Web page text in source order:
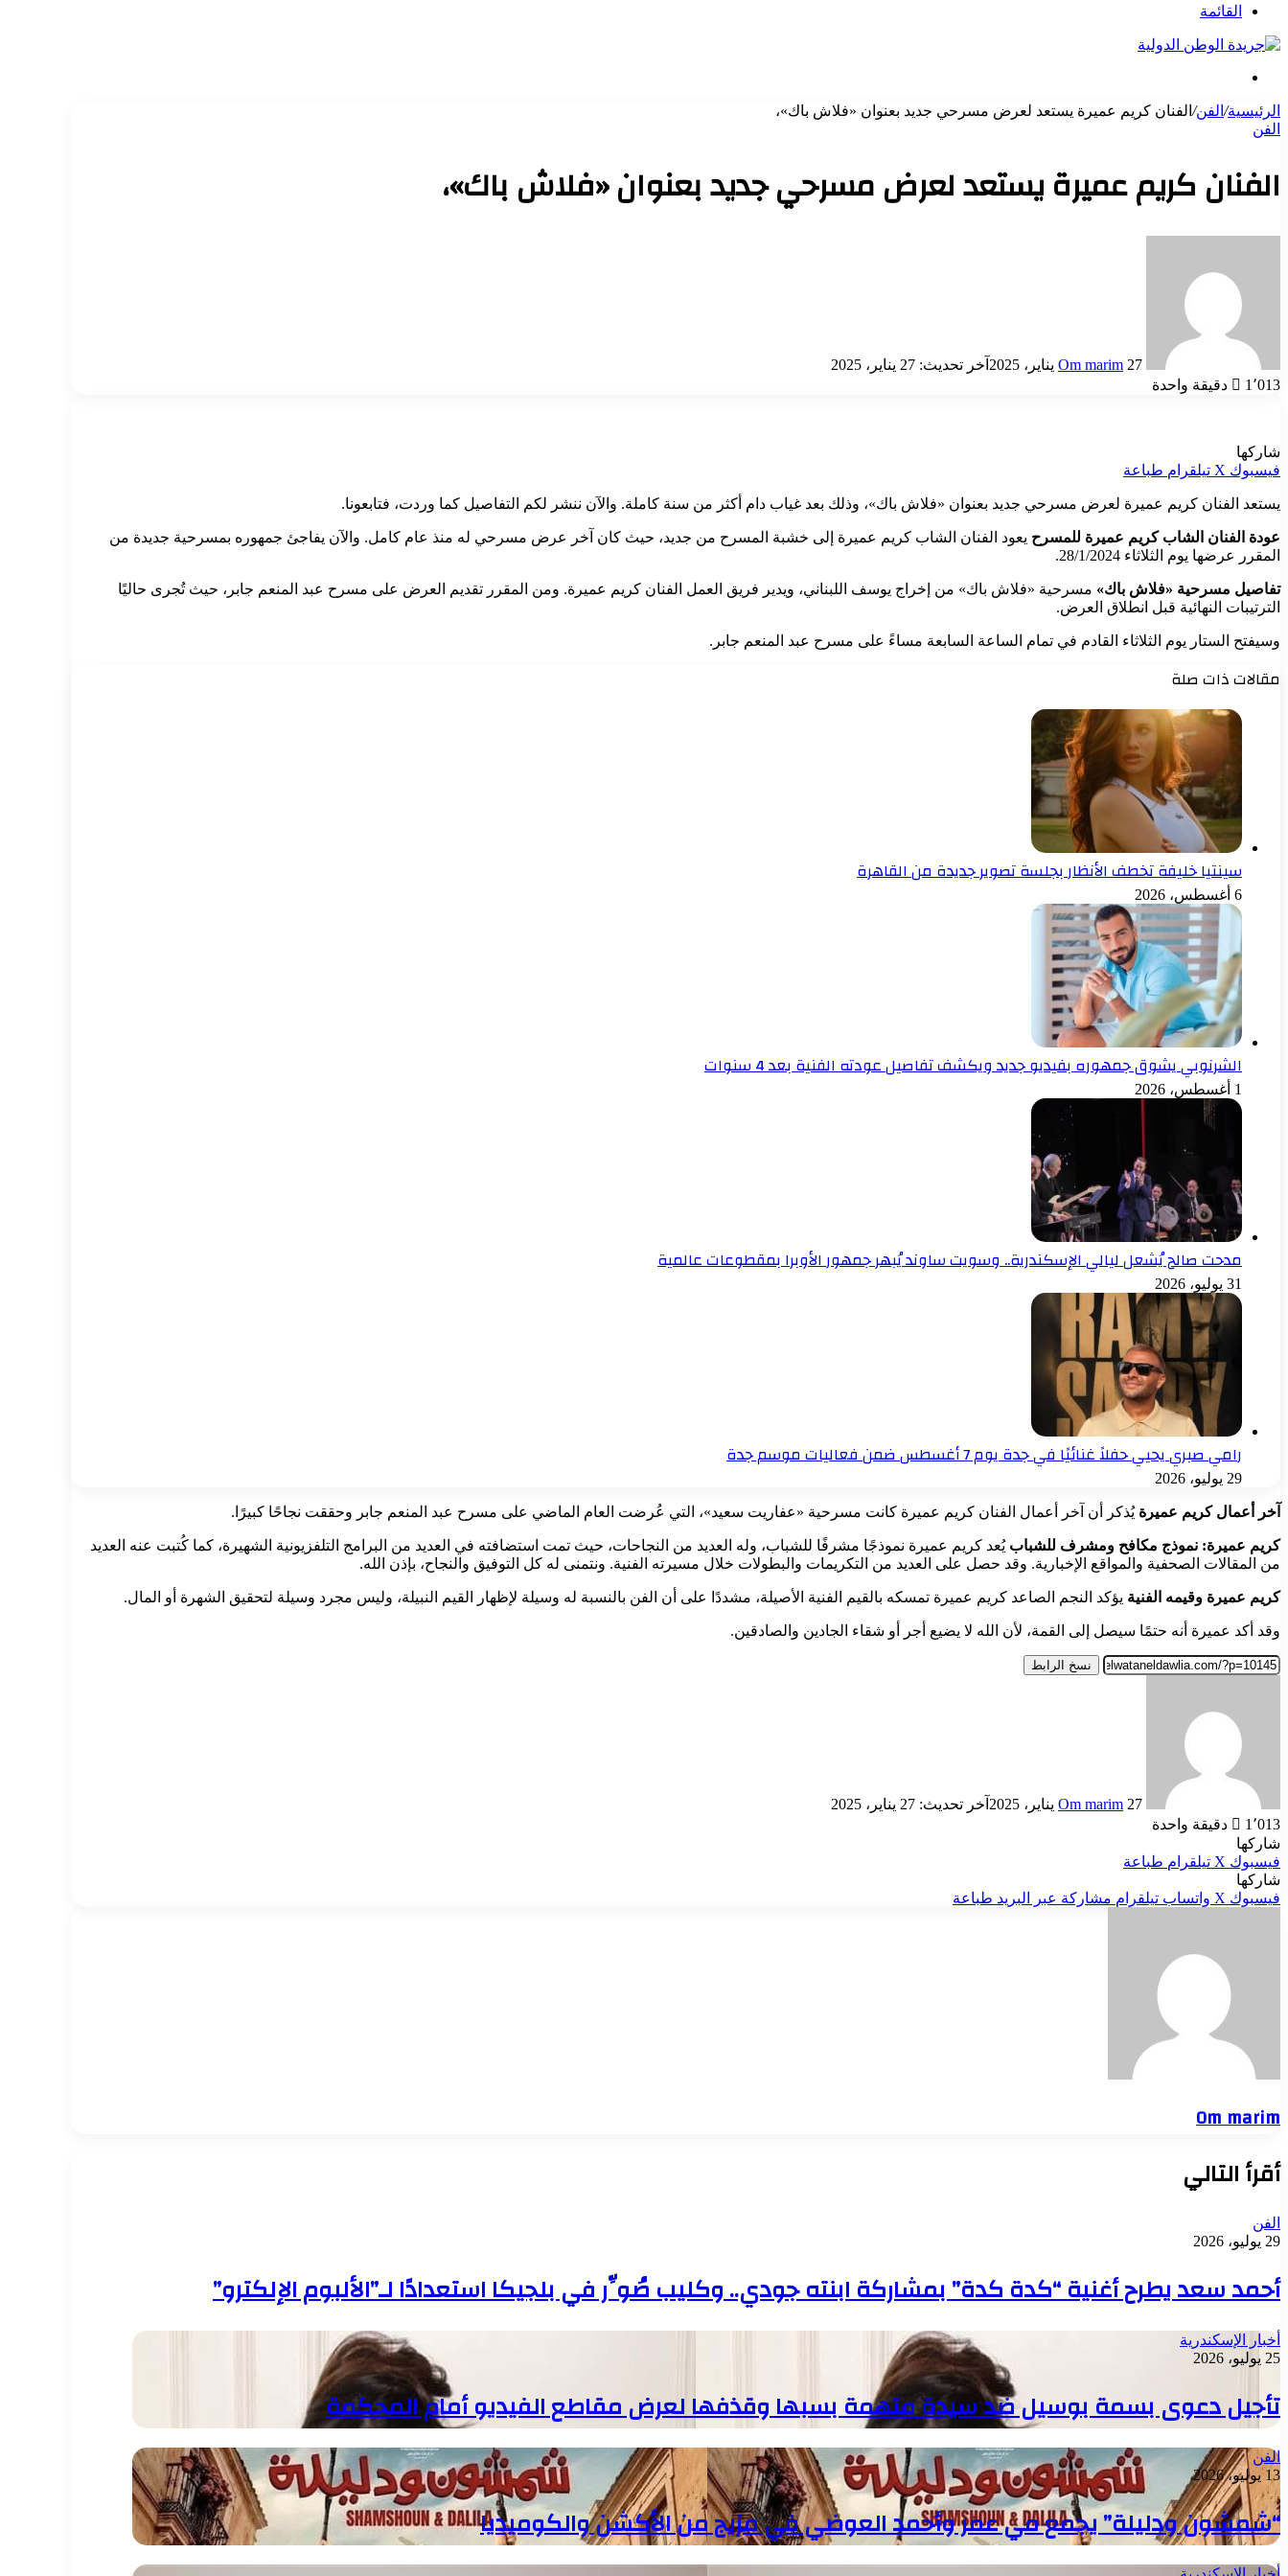
القائمة
الرئيسية/ الفن/ الفنان كريم عميرة يستعد لعرض مسرحي جديد بعنوان «فلاش باك»،
الفن
الفنان كريم عميرة يستعد لعرض مسرحي جديد بعنوان «فلاش باك»،
Om marim 27 يناير، 2025
آخر تحديث: 27 يناير، 2025
1٬013
دقيقة واحدة
شاركها
فيسبوك ‫X تيلقرام طباعة
يستعد الفنان كريم عميرة لعرض مسرحي جديد بعنوان «فلاش باك»، وذلك بعد غياب دام أكثر من سنة كاملة. والآن ننشر لكم التفاصيل كما وردت، فتابعونا.
عودة الفنان الشاب كريم عميرة للمسرح يعود الفنان الشاب كريم عميرة إلى خشبة المسرح من جديد، حيث كان آخر عرض مسرحي له منذ عام كامل. والآن يفاجئ جمهوره بمسرحية جديدة من
المقرر عرضها يوم الثلاثاء 28/1/2024.
تفاصيل مسرحية «فلاش باك» مسرحية «فلاش باك» من إخراج يوسف اللبناني، ويدير فريق العمل الفنان كريم عميرة. ومن المقرر تقديم العرض على مسرح عبد المنعم جابر، حيث تُجرى حاليًا
الترتيبات النهائية قبل انطلاق العرض.
وسيفتح الستار يوم الثلاثاء القادم في تمام الساعة السابعة مساءً على مسرح عبد المنعم جابر.
مقالات ذات صلة
سينتيا خليفة تخطف الأنظار بجلسة تصوير جديدة من القاهرة
6 أغسطس، 2026
الشرنوبي يشوق جمهوره بفيديو جديد ويكشف تفاصيل عودته الفنية بعد 4 سنوات
1 أغسطس، 2026
مدحت صالح يُشعل ليالي الإسكندرية.. وسويت ساوند يُبهر جمهور الأوبرا بمقطوعات عالمية
31 يوليو، 2026
رامي صبري يحيي حفلاً غنائيًا في جدة يوم 7 أغسطس ضمن فعاليات موسم جدة
29 يوليو، 2026
آخر أعمال كريم عميرة يُذكر أن آخر أعمال الفنان كريم عميرة كانت مسرحية «عفاريت سعيد»، التي عُرضت العام الماضي على مسرح عبد المنعم جابر وحققت نجاحًا كبيرًا.
كريم عميرة: نموذج مكافح ومشرف للشباب يُعد كريم عميرة نموذجًا مشرفًا للشباب، وله العديد من النجاحات، حيث تمت استضافته في العديد من البرامج التلفزيونية الشهيرة، كما كُتبت عنه العديد
من المقالات الصحفية والمواقع الإخبارية. وقد حصل على العديد من التكريمات والبطولات خلال مسيرته الفنية. ونتمنى له كل التوفيق والنجاح، بإذن الله.
كريم عميرة وقيمه الفنية يؤكد النجم الصاعد كريم عميرة تمسكه بالقيم الفنية الأصيلة، مشددًا على أن الفن بالنسبة له وسيلة لإظهار القيم النبيلة، وليس مجرد وسيلة لتحقيق الشهرة أو المال.
وقد أكد عميرة أنه حتمًا سيصل إلى القمة، لأن الله لا يضيع أجر أو شقاء الجادين والصادقين.
نسخ الرابط
Om marim 27 يناير، 2025
آخر تحديث: 27 يناير، 2025
1٬013
دقيقة واحدة
شاركها
فيسبوك ‫X تيلقرام طباعة
شاركها
فيسبوك ‫X واتساب تيلقرام مشاركة عبر البريد طباعة
Om marim
أقرأ التالي
الفن
29 يوليو، 2026
أحمد سعد يطرح أغنية “كدة كدة” بمشاركة ابنته جودي.. وكليب صُوِّر في بلجيكا استعدادًا لـ”الألبوم الإلكترو”
أخبار الإسكندرية
25 يوليو، 2026
تأجيل دعوى بسمة بوسيل ضد سيدة متهمة بسبها وقذفها لعرض مقاطع الفيديو أمام المحكمة
الفن
13 يوليو، 2026
“شمشون ودليلة” يجمع مي عمر وأحمد العوضي في مزيج من الأكشن والكوميديا